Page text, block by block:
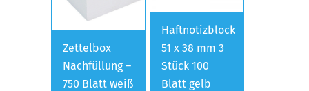
Zettelbox
Nachfüllung –
750 Blatt weiß
Haftnotizblock
51 x 38 mm 3
Stück 100
Blatt gelb